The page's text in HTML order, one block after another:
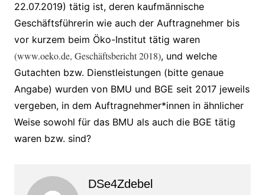
22.07.2019) tätig ist, deren kaufmännische
Geschäftsführerin wie auch der Auftragnehmer bis
vor kurzem beim Öko-Institut tätig waren
(www.oeko.de, Geschäftsbericht 2018), und welche
Gutachten bzw. Dienstleistungen (bitte genaue
Angabe) wurden von BMU und BGE seit 2017 jeweils
vergeben, in dem Auftragnehmer*innen in ähnlicher
Weise sowohl für das BMU als auch die BGE tätig
waren bzw. sind?
DSe4Zdebel